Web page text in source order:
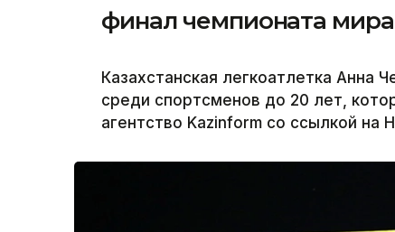
финал чемпионата
Казахстанская легкоатлетка Анна
среди спортсменов до 20 лет,
агентство Kazinform со ссылкой на